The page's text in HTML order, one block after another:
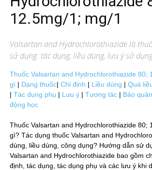
12.5mg/1; mg/1
Valsartan and Hydrochlorothiazidelà
sử dụng: tác dụng, liều dùng, lưu ý sử
Thuốc Valsartan and Hydrochlorothiazide 80;
gì | Dạng thuốc| Chỉ định | Liều dùng | Quá
| Tác dụng phụ | Lưu ý | Tương tác | Bảo quản
động học
Thuốc Valsartan and Hydrochlorothiazide 80;
gì? Tác dụng thuốc Valsartan and
dùng, liều dùng, công dụng? Hướng dẫn sử
Valsartan and Hydrochlorothiazide bao gồm
định, tác dụng, tác dụng phụ và các lưu ý khi